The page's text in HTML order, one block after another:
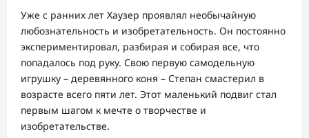
Уже с ранних лет Хаузер проявлял необычайную
любознательность и изобретательность. Он постоянно
экспериментировал, разбирая и собирая все, что
попадалось под руку. Свою первую самодельную
игрушку – деревянного коня – Степан смастерил в
возрасте всего пяти лет. Этот маленький подвиг стал
первым шагом к мечте о творчестве и
изобретательстве.